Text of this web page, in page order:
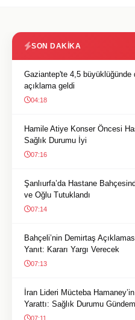
SON DAKIKA
Gaziantep'te 4,5 büyüklüğünde
açıklama geldi
04:18
Hamile Atiye Konser Öncesi
Sağlık Durumu İyi
07:16
Şanlıurfa’da Hastane
ve Oğlu Tutuklandı
07:14
Bahçeli’nin Demirtaş
Yanıt: Kararı Yargı Verecek
07:13
İran Lideri Mücteba
Yarattı: Sağlık Durumu
07:11